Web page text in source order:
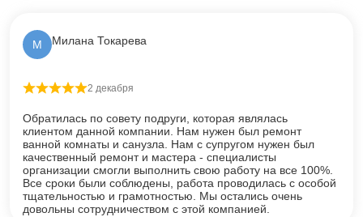
М Милана Токарева
Оценка5из 5
2 декабря
Обратилась по совету подруги, которая являлась
клиентом данной компании. Нам нужен был ремонт
ванной комнаты и санузла. Нам с супругом нужен был
качественный ремонт и мастера - специалисты
организации смогли выполнить свою работу на все 100%.
Все сроки были соблюдены, работа проводилась с особой
тщательностью и грамотностью. Мы остались очень
довольны сотрудничеством с этой компанией.